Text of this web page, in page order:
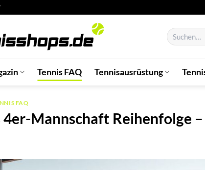
Suchen
nach:
Tennis FAQ Tennisausrüstung
FAQ
4er-Mannschaft Reihenfolge